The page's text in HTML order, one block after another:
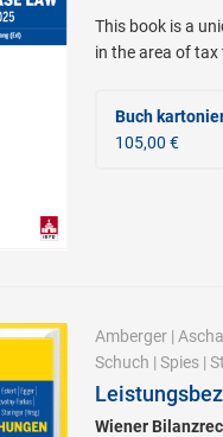
This book is a
in the area of
Buch
105,00 €
Amberger|
Schuch | Spies|
Wiener